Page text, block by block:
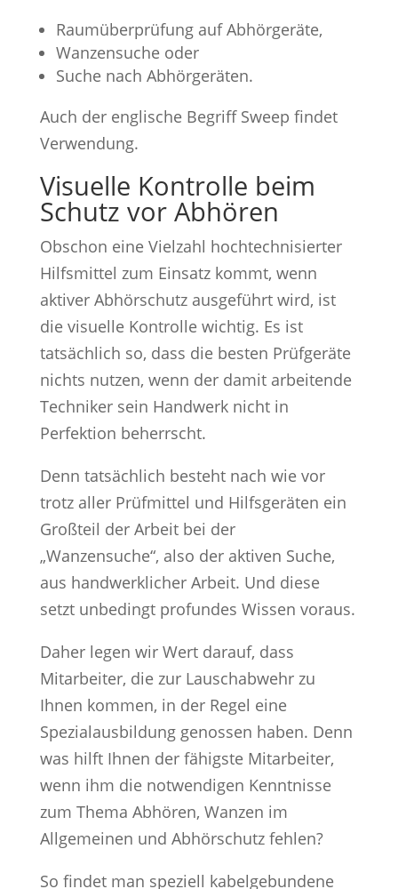
Raumüberprüfung auf Abhörgeräte,
Wanzensuche oder
Suche nach Abhörgeräten.
Auch der englische Begriff Sweep findet
Verwendung.
Visuelle Kontrolle beim
Schutz vor Abhören
Obschon eine Vielzahl hochtechnisierter
Hilfsmittel zum Einsatz kommt, wenn
aktiver Abhörschutz ausgeführt wird, ist
die visuelle Kontrolle wichtig. Es ist
tatsächlich so, dass die besten Prüfgeräte
nichts nutzen, wenn der damit arbeitende
Techniker sein Handwerk nicht in
Perfektion beherrscht.
Denn tatsächlich besteht nach wie vor
trotz aller Prüfmittel und Hilfsgeräten ein
Großteil der Arbeit bei der
„Wanzensuche“, also der aktiven Suche,
aus handwerklicher Arbeit. Und diese
setzt unbedingt profundes Wissen voraus.
Daher legen wir Wert darauf, dass
Mitarbeiter, die zur Lauschabwehr zu
Ihnen kommen, in der Regel eine
Spezialausbildung genossen haben. Denn
was hilft Ihnen der fähigste Mitarbeiter,
wenn ihm die notwendigen Kenntnisse
zum Thema Abhören, Wanzen im
Allgemeinen und Abhörschutz fehlen?
So findet man speziell kabelgebundene